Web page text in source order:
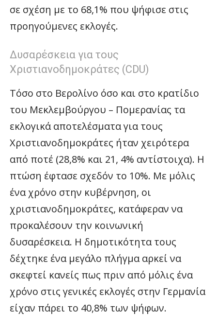
σε σχέση με το 68,1% που ψήφισε στις
προηγούμενες εκλογές.
Δυσαρέσκεια για τους
Χριστιανοδημοκράτες (CDU)
Τόσο στο Βερολίνο όσο και στο κρατίδιο
του Μεκλεμβούργου – Πομερανίας τα
εκλογικά αποτελέσματα για τους
Χριστιανοδημοκράτες ήταν χειρότερα
από ποτέ (28,8% και 21, 4% αντίστοιχα). Η
πτώση έφτασε σχεδόν το 10%. Με μόλις
ένα χρόνο στην κυβέρνηση, οι
χριστιανοδημοκράτες, κατάφεραν να
προκαλέσουν την κοινωνική
δυσαρέσκεια. Η δημοτικότητα τους
δέχτηκε ένα μεγάλο πλήγμα αρκεί να
σκεφτεί κανείς πως πριν από μόλις ένα
χρόνο στις γενικές εκλογές στην Γερμανία
είχαν πάρει το 40,8% των ψήφων.